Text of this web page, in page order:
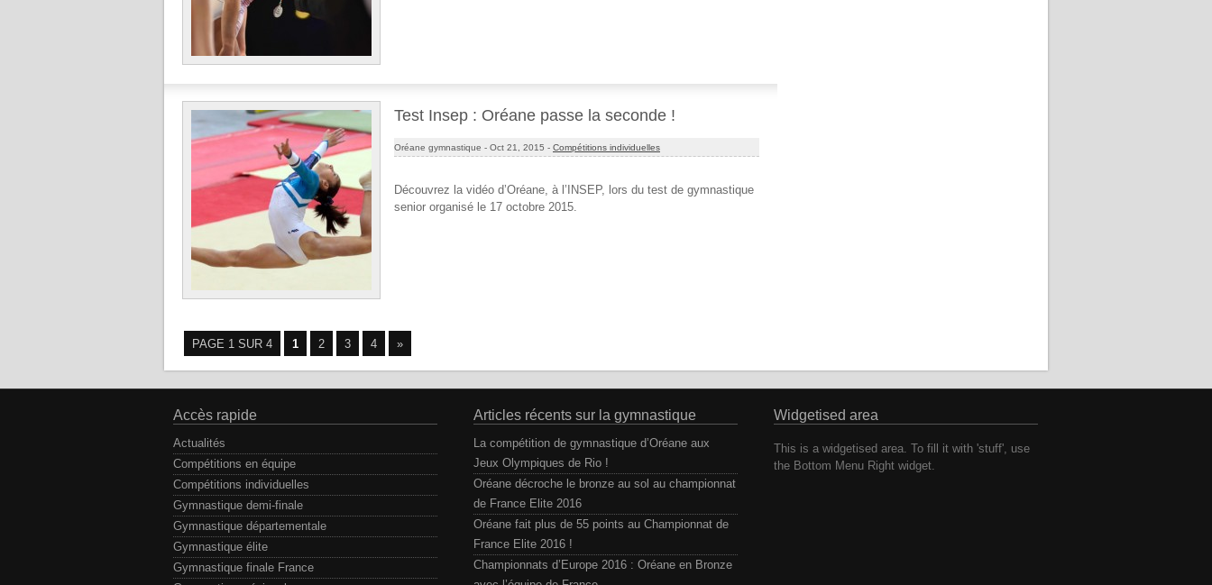
Test Insep : Oréane passe la seconde !
Oréane gymnastique - Oct 21, 2015 - Compétitions individuelles
Découvrez la vidéo d’Oréane, à l’INSEP, lors du test de gymnastique
senior organisé le 17 octobre 2015.
PAGE 1 SUR 4 1 2 3 4 »
Accès rapide
Actualités
Compétitions en équipe
Compétitions individuelles
Gymnastique demi-finale
Gymnastique départementale
Gymnastique élite
Gymnastique finale France
Articles récents sur la gymnastique
La compétition de gymnastique d’Oréane aux
Jeux Olympiques de Rio !
Oréane décroche le bronze au sol au championnat
de France Elite 2016
Oréane fait plus de 55 points au Championnat de
France Elite 2016 !
Championnats d’Europe 2016 : Oréane en Bronze
Widgetised area
This is a widgetised area. To fill it with 'stuff', use
the Bottom Menu Right widget.